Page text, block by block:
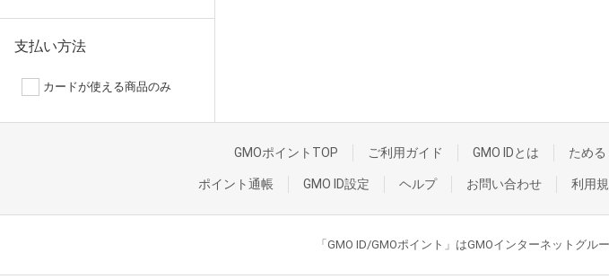
支払い方法
カードが使える商品のみ
GMOポイントTOP ご利用ガイド GMO IDとは ためる
ポイント通帳 GMO ID設定 ヘルプ お問い合わせ 利用
「GMO ID/GMOポイント」はGMOインターネットグ